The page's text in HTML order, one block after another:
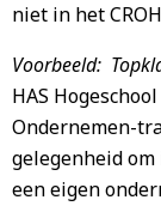
niet in het
Voorbeeld:
HAS
Ondernemen-
gelegenheid
een eigen